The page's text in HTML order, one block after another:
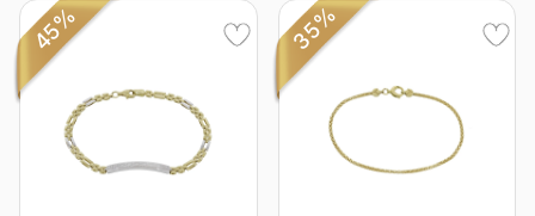
45% 35%